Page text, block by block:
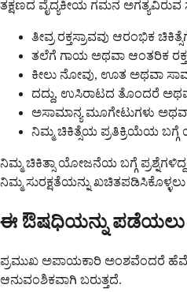
ತಕ್ಷಣದ ವೈದ್ಯಕೀಯ ಗಮನ ಅಗತ್ಯವಿರುವ
ತೀವ್ರ ರಕ್ತಸ್ರಾವವು ಆರಂಭಿಕ
ತಲೆಗೆ ಗಾಯ ಅಥವಾ ಆಂತರಿಕ
ಕೀಲು ನೋವು, ಊತ ಅಥವಾ
ದದ್ದು, ಉಸಿರಾಟದ ತೊಂದರೆ
ಅಸಾಮಾನ್ಯ ಮೂಗೇಟುಗಳು
ನಿಮ್ಮ ಚಿಕಿತ್ಸೆಯ ಪ್ರತಿಕ್ರಿಯೆಯ ಬಗ್ಗೆ
ನಿಮ್ಮ ಚಿಕಿತ್ಸಾ ಯೋಜನೆಯ ಬಗ್ಗೆ
ನಿಮ್ಮ ಸುರಕ್ಷತೆಯನ್ನು ಖಚಿತಪಡಿಸಿಕೊಳ್ಳಲು
ಈ ಔಷಧಿಯನ್ನು ಪಡೆಯಲು
ಪ್ರಮುಖ ಅಪಾಯಕಾರಿ ಅಂಶವೆಂದರೆ
ಆನುವಂಶಿಕವಾಗಿ ಬರುತ್ತದೆ.